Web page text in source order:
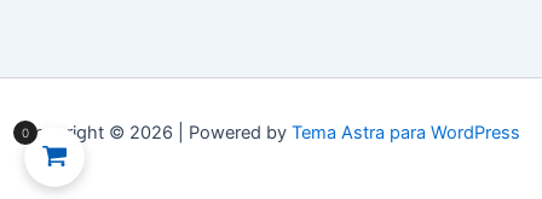
Copyright © 2026 | Powered by Tema Astra para WordPress
0